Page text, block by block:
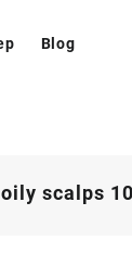
Blog
scalps